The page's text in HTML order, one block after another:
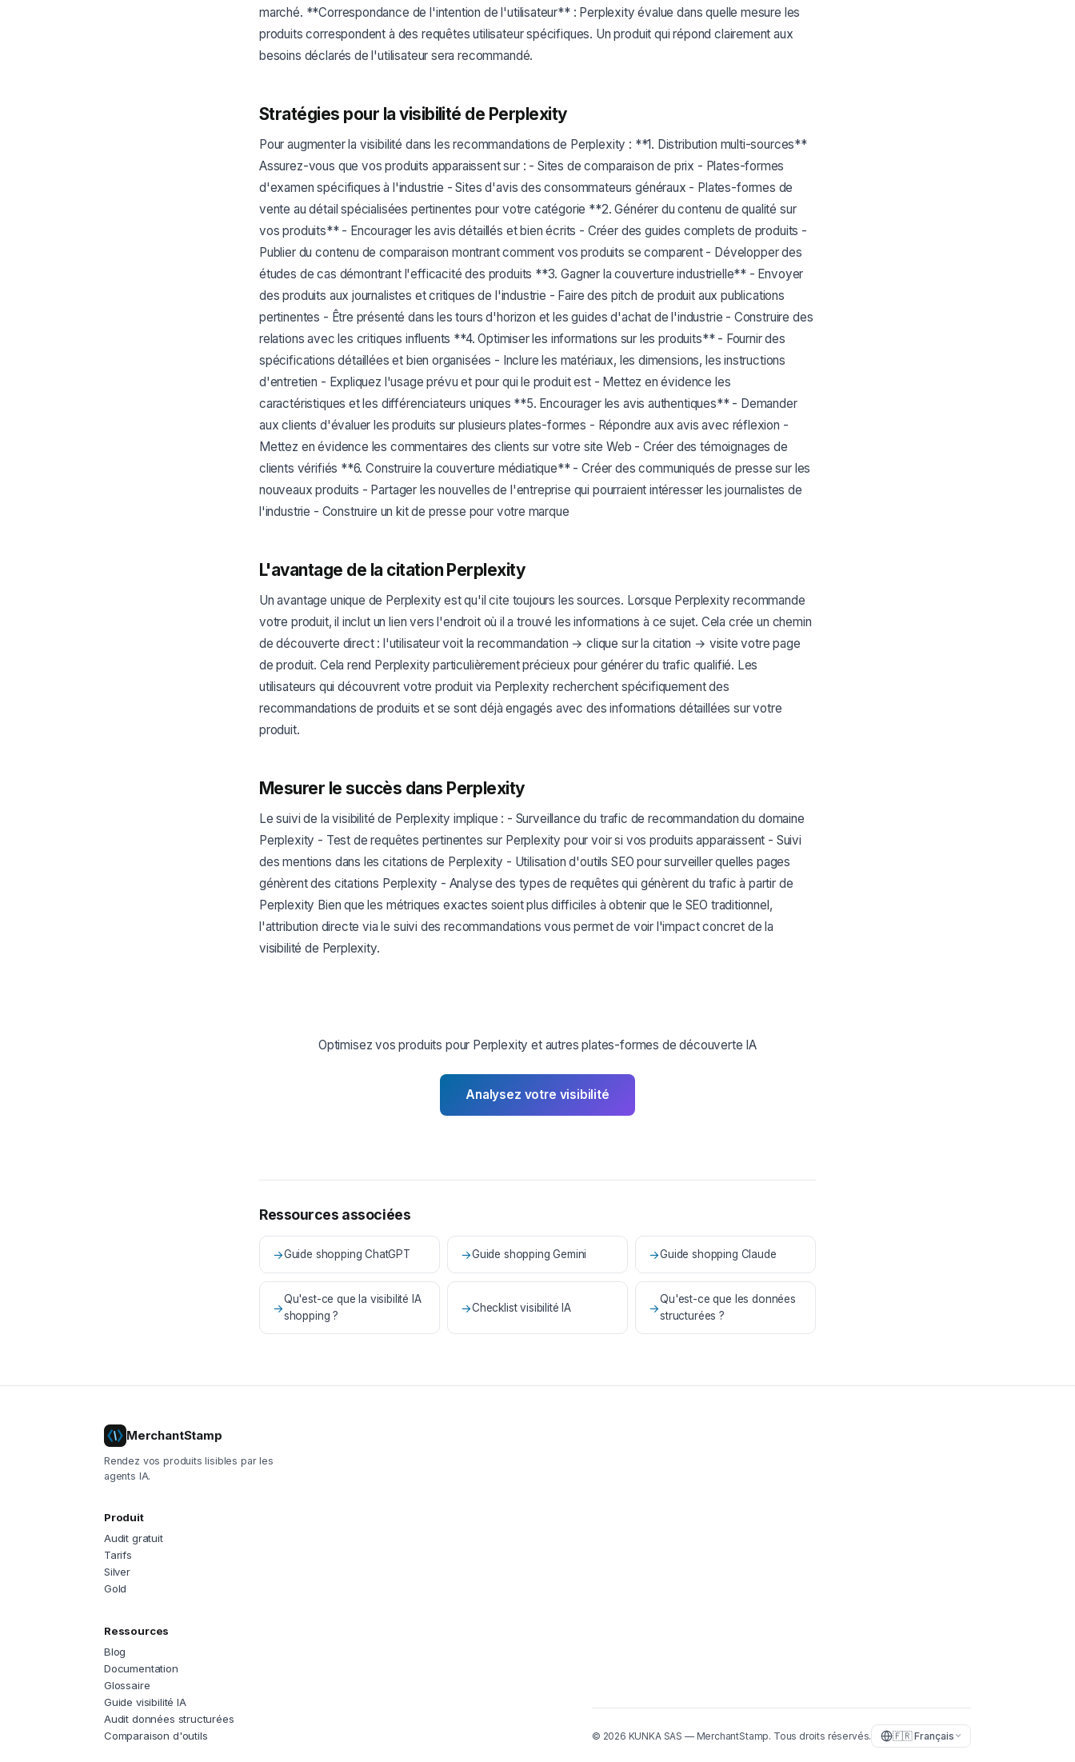
marché. **Correspondance de l'intention de l'utilisateur** : Perplexity évalue dans quelle mesure les
produits correspondent à des requêtes utilisateur spécifiques. Un produit qui répond clairement aux
besoins déclarés de l'utilisateur sera recommandé.
Stratégies pour la visibilité de Perplexity
Pour augmenter la visibilité dans les recommandations de Perplexity : **1. Distribution multi-sources**
Assurez-vous que vos produits apparaissent sur : - Sites de comparaison de prix - Plates-formes
d'examen spécifiques à l'industrie - Sites d'avis des consommateurs généraux - Plates-formes de
vente au détail spécialisées pertinentes pour votre catégorie **2. Générer du contenu de qualité sur
vos produits** - Encourager les avis détaillés et bien écrits - Créer des guides complets de produits -
Publier du contenu de comparaison montrant comment vos produits se comparent - Développer des
études de cas démontrant l'efficacité des produits **3. Gagner la couverture industrielle** - Envoyer
des produits aux journalistes et critiques de l'industrie - Faire des pitch de produit aux publications
pertinentes - Être présenté dans les tours d'horizon et les guides d'achat de l'industrie - Construire des
relations avec les critiques influents **4. Optimiser les informations sur les produits** - Fournir des
spécifications détaillées et bien organisées - Inclure les matériaux, les dimensions, les instructions
d'entretien - Expliquez l'usage prévu et pour qui le produit est - Mettez en évidence les
caractéristiques et les différenciateurs uniques **5. Encourager les avis authentiques** - Demander
aux clients d'évaluer les produits sur plusieurs plates-formes - Répondre aux avis avec réflexion -
Mettez en évidence les commentaires des clients sur votre site Web - Créer des témoignages de
clients vérifiés **6. Construire la couverture médiatique** - Créer des communiqués de presse sur les
nouveaux produits - Partager les nouvelles de l'entreprise qui pourraient intéresser les journalistes de
l'industrie - Construire un kit de presse pour votre marque
L'avantage de la citation Perplexity
Un avantage unique de Perplexity est qu'il cite toujours les sources. Lorsque Perplexity recommande
votre produit, il inclut un lien vers l'endroit où il a trouvé les informations à ce sujet. Cela crée un chemin
de découverte direct : l'utilisateur voit la recommandation → clique sur la citation → visite votre page
de produit. Cela rend Perplexity particulièrement précieux pour générer du trafic qualifié. Les
utilisateurs qui découvrent votre produit via Perplexity recherchent spécifiquement des
recommandations de produits et se sont déjà engagés avec des informations détaillées sur votre
produit.
Mesurer le succès dans Perplexity
Le suivi de la visibilité de Perplexity implique : - Surveillance du trafic de recommandation du domaine
Perplexity - Test de requêtes pertinentes sur Perplexity pour voir si vos produits apparaissent - Suivi
des mentions dans les citations de Perplexity - Utilisation d'outils SEO pour surveiller quelles pages
génèrent des citations Perplexity - Analyse des types de requêtes qui génèrent du trafic à partir de
Perplexity Bien que les métriques exactes soient plus difficiles à obtenir que le SEO traditionnel,
l'attribution directe via le suivi des recommandations vous permet de voir l'impact concret de la
visibilité de Perplexity.
Optimisez vos produits pour Perplexity et autres plates-formes de découverte IA
Analysez votre visibilité
Ressources associées
→Guide shopping ChatGPT →Guide shopping Gemini →Guide shopping Claude
→
Qu'est-ce que la visibilité IA
shopping ?
→Checklist visibilité IA →
Qu'est-ce que les données
structurées ?
MerchantStamp
Rendez vos produits lisibles par les
agents IA.
Produit
Audit gratuit
Tarifs
Silver
Gold
Ressources
Blog
Documentation
Glossaire
Guide visibilité IA
Audit données structurées
Comparaison d'outils
© 2026 KUNKA SAS — MerchantStamp. Tous droits réservés. 🇫🇷 Français